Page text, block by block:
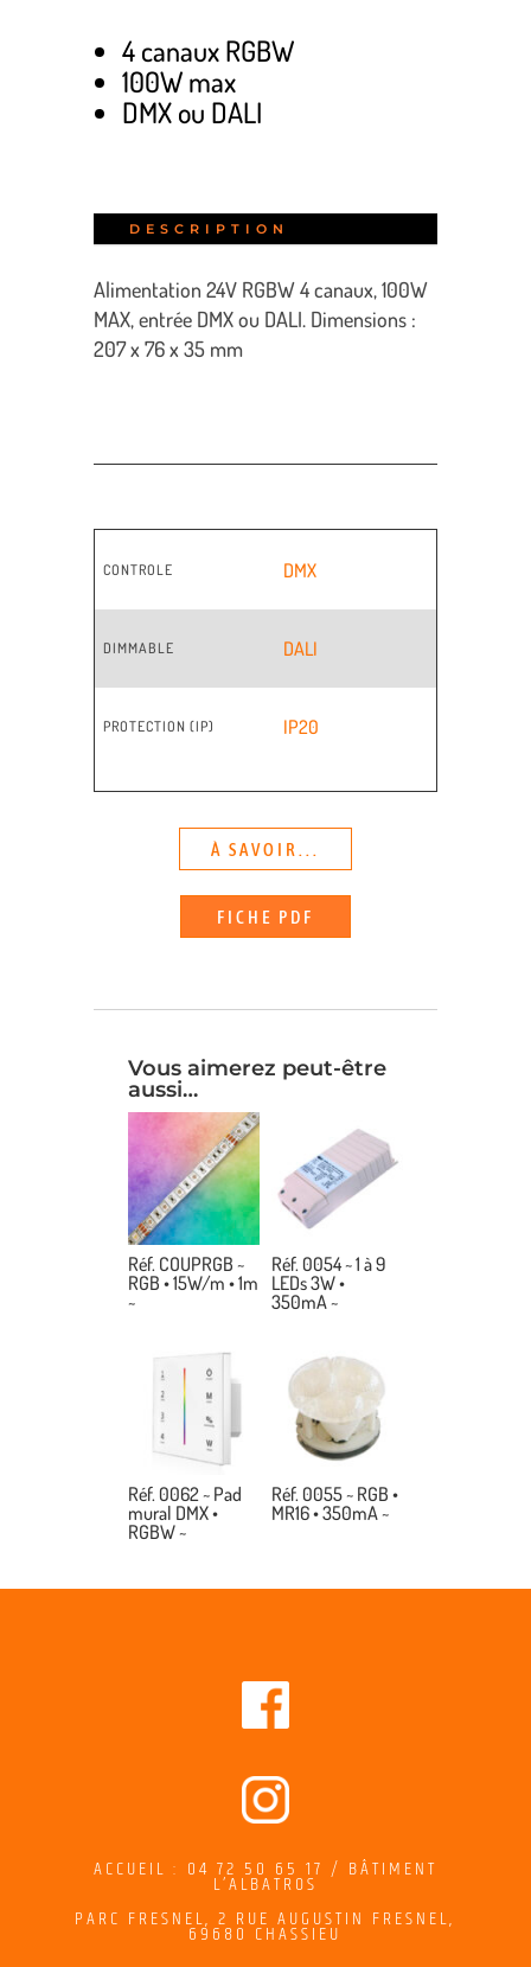
4 canaux RGBW
100W max
DMX ou DALI
DESCRIPTION
Alimentation 24V RGBW 4 canaux, 100W
MAX, entrée DMX ou DALI. Dimensions :
207 x 76 x 35 mm
CONTROLE DMX
DIMMABLE DALI
PROTECTION (IP) IP20
À SAVOIR...
FICHE PDF
Vous aimerez peut-être
aussi…
Réf. COUPRGB ~
RGB • 15W/m • 1m
~
Réf. 0054 ~ 1 à 9
LEDs 3W •
350mA ~
Réf. 0062 ~ Pad
mural DMX •
RGBW ~
Réf. 0055 ~ RGB •
MR16 • 350mA ~
ACCUEIL : 04 72 50 65 17 / BÂTIMENT
L’ALBATROS
PARC FRESNEL, 2 RUE AUGUSTIN FRESNEL,
69680 CHASSIEU